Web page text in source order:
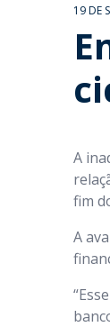
19 DE
A
fim
A